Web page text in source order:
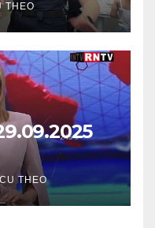
THEO
THEO